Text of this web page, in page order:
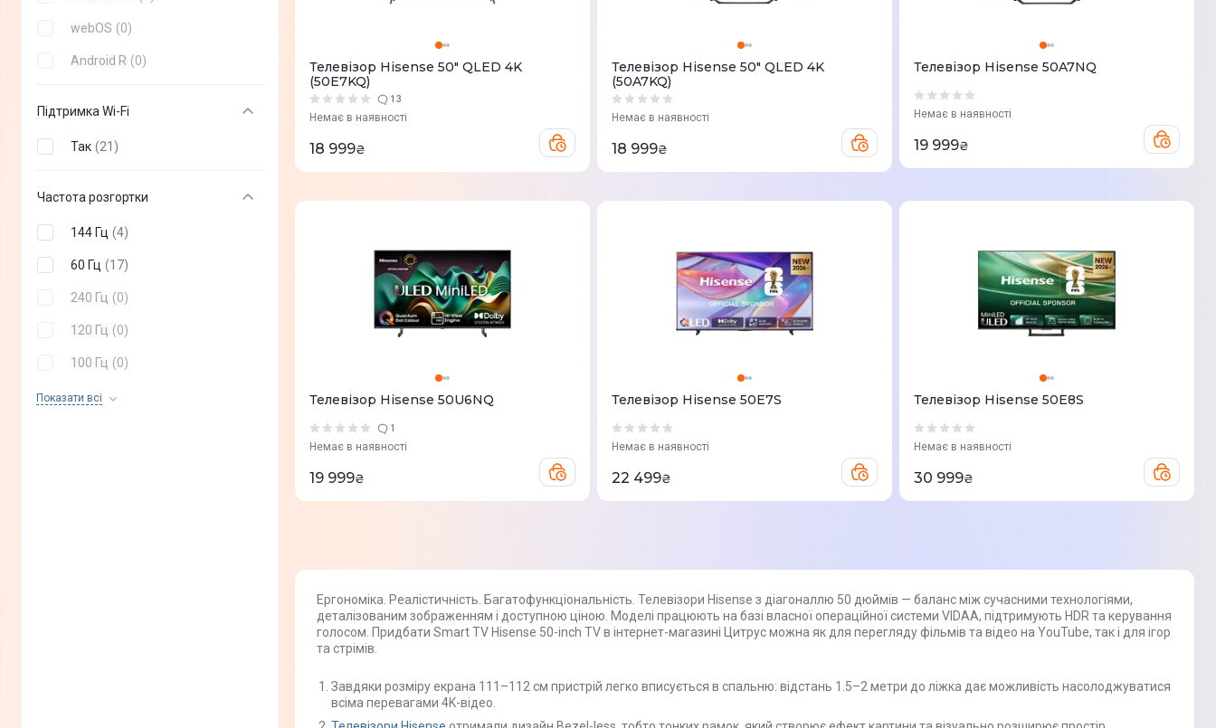
webOS (0)
Android R (0)
Підтримка Wi-Fi
Так (21 )
Частота розгортки
144 Гц (4)
60 Гц (17)
240 Гц (0)
120 Гц (0)
100 Гц (0)
Показати всi
55 Гц 0
Телевізор Hisense 50" QLED 4K
(50E7KQ)
13
Немає в наявності
18 999₴
Телевізор Hisense 50" QLED 4K
(50A7KQ)
Немає в наявності
18 999₴
Телевізор Hisense 50A7NQ
Немає в наявності
19 999₴
Телевізор Hisense 50U6NQ
1
Немає в наявності
19 999₴
Телевізор Hisense 50E7S
Немає в наявності
22 499₴
Телевізор Hisense 50E8S
Немає в наявності
30 999₴
Ергономіка. Реалістичність. Багатофункціональність. Телевізори Hisense з діагоналлю 50 дюймів — баланс між сучасними технологіями,
деталізованим зображенням і доступною ціною. Моделі працюють на базі власної операційної системи VIDAA, підтримують HDR та керування
голосом. Придбати Smart TV Hisense 50-inch TV в інтернет-магазині Цитрус можна як для перегляду фільмів та відео на YouTube, так і для ігор
та стрімів.
Завдяки розміру екрана 111–112 см пристрій легко вписується в спальню: відстань 1.5–2 метри до ліжка дає можливість насолоджуватися
всіма перевагами 4K-відео.